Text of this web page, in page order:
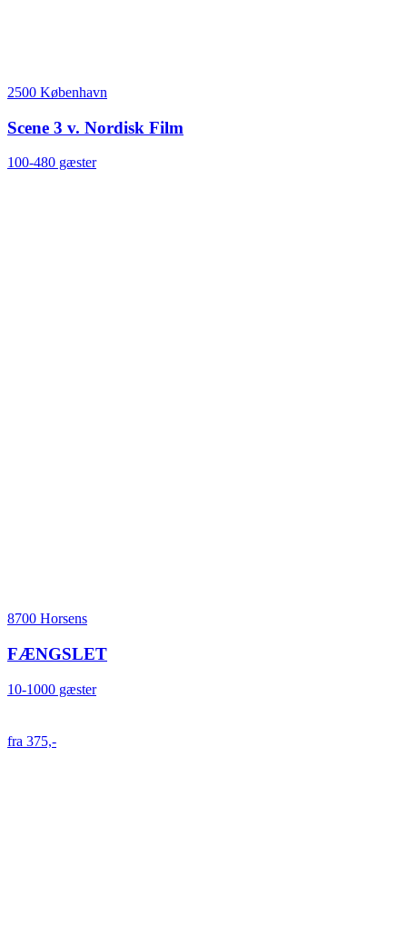
2500 København
Scene 3 v. Nordisk Film
100-480 gæster
8700 Horsens
FÆNGSLET
10-1000 gæster
fra 375,-